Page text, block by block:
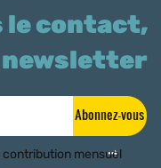
le contact,
Abonnez-vous
contribution mensuel